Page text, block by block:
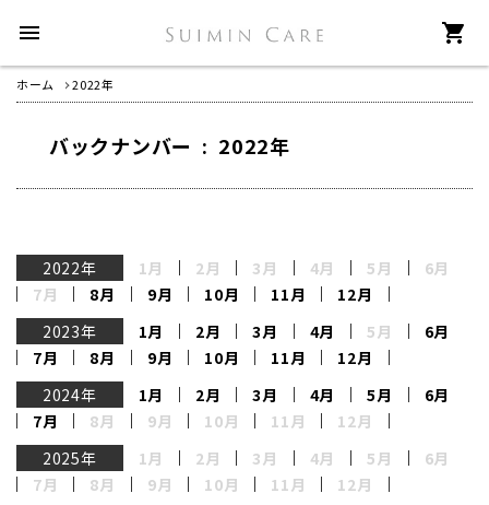
menu shopping_cart
ホーム 2022年
バックナンバー : 2022年
2022年 1月 2月 3月 4月 5月
6月
7月
8月 9月 10月 11月
12月
2023年
1月 2月 3月 4月 5月
6月
7月
8月 9月 10月 11月
12月
2024年
1月 2月 3月 4月 5月
6月
7月
8月 9月 10月 11月
12月
2025年
1月 2月 3月 4月 5月
6月
7月
8月 9月 10月 11月
12月